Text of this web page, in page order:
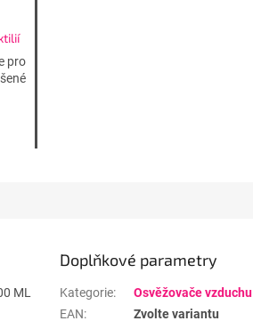
pro
ML
Doplňkové parametry
Kategorie:
Osvěžovače vzduchu
EAN: Zvolte variantu